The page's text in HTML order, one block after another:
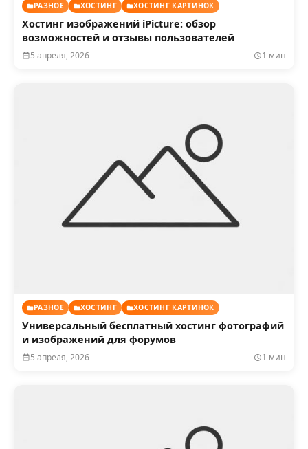
РАЗНОЕ ХОСТИНГ ХОСТИНГ КАРТИНОК
Хостинг изображений iPicture: обзор
возможностей и отзывы пользователей
5 апреля, 2026 1 мин
РАЗНОЕ ХОСТИНГ ХОСТИНГ КАРТИНОК
Универсальный бесплатный хостинг фотографий
и изображений для форумов
5 апреля, 2026 1 мин